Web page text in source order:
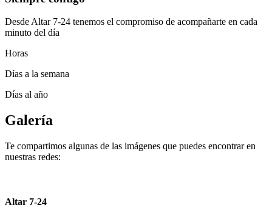
Desde Altar 7-24 tenemos el compromiso de acompañarte en cada
minuto del día
Horas
Días a la semana
Días al año
Galería
Te compartimos algunas de las imágenes que puedes encontrar en
nuestras redes:
Altar 7-24